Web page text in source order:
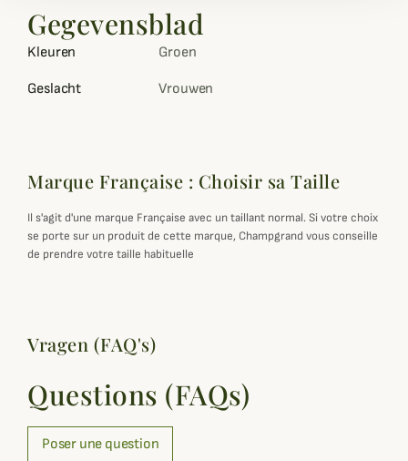
Gegevensblad
Kleuren Groen
Geslacht Vrouwen
Marque Française : Choisir sa Taille
Il s'agit d'une marque Française avec un taillant normal. Si votre choix
se porte sur un produit de cette marque, Champgrand vous conseille
de prendre votre taille habituelle
Vragen (FAQ's)
Questions (FAQs)
Poser une question